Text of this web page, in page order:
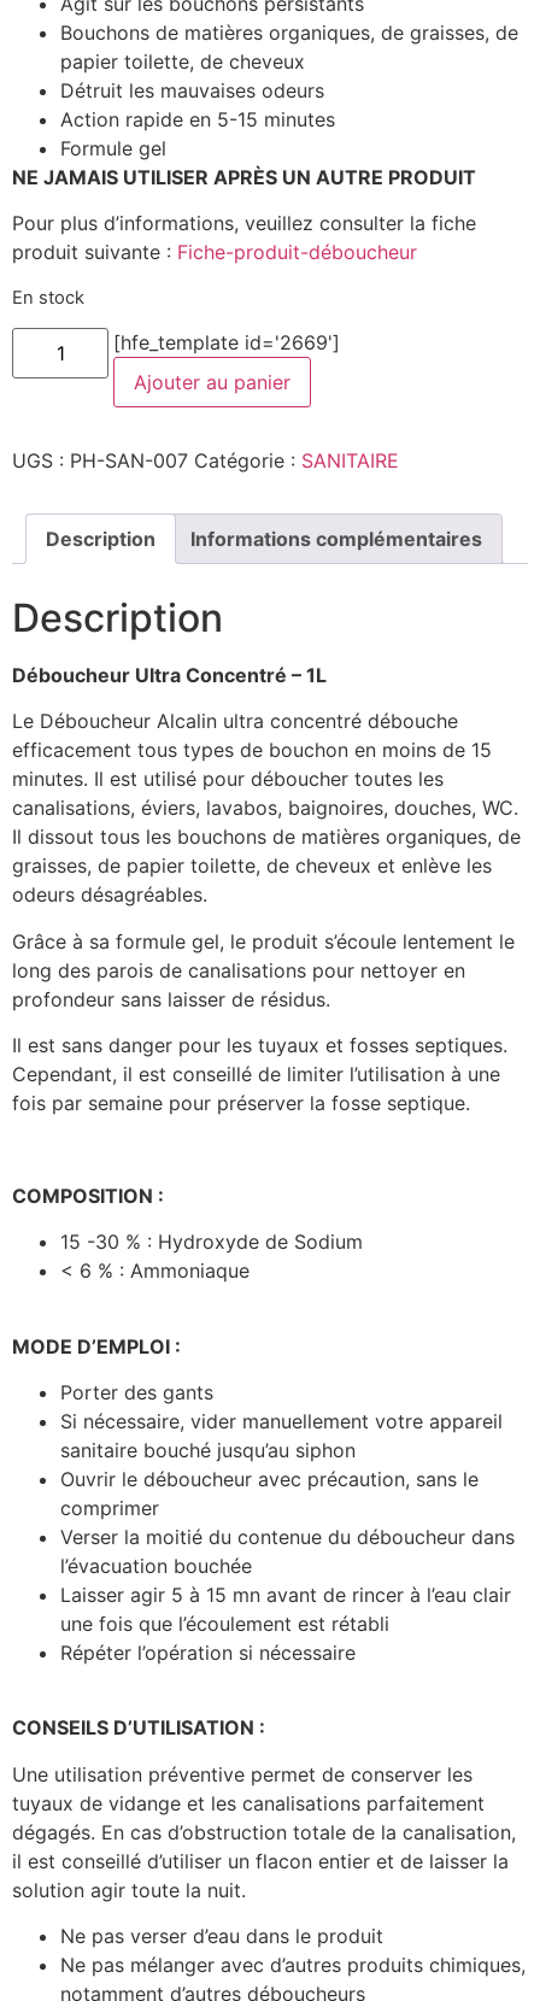
Bouchons de matières organiques, de graisses, de
papier toilette, de cheveux
Détruit les mauvaises odeurs
Action rapide en 5-15 minutes
Formule gel
NE JAMAIS UTILISER APRÈS UN AUTRE PRODUIT
Pour plus d’informations, veuillez consulter la fiche
produit suivante : Fiche-produit-déboucheur
En stock
[hfe_template id='2669']
quantité
Déboucheur
1L
Ajouter au panier
UGS : PH-SAN-007 Catégorie : SANITAIRE
Description Informations complémentaires
Description
Déboucheur Ultra Concentré – 1L
Le Déboucheur Alcalin ultra concentré débouche
efficacement tous types de bouchon en moins de 15
minutes. Il est utilisé pour déboucher toutes les
canalisations, éviers, lavabos, baignoires, douches, WC.
Il dissout tous les bouchons de matières organiques, de
graisses, de papier toilette, de cheveux et enlève les
odeurs désagréables.
Grâce à sa formule gel, le produit s’écoule lentement le
long des parois de canalisations pour nettoyer en
profondeur sans laisser de résidus.
Il est sans danger pour les tuyaux et fosses septiques.
Cependant, il est conseillé de limiter l’utilisation à une
fois par semaine pour préserver la fosse septique.
COMPOSITION :
15 -30 % : Hydroxyde de Sodium
< 6 % : Ammoniaque
MODE D’EMPLOI :
Porter des gants
Si nécessaire, vider manuellement votre appareil
sanitaire bouché jusqu’au siphon
Ouvrir le déboucheur avec précaution, sans le
comprimer
Verser la moitié du contenue du déboucheur dans
l’évacuation bouchée
Laisser agir 5 à 15 mn avant de rincer à l’eau clair
une fois que l’écoulement est rétabli
Répéter l’opération si nécessaire
CONSEILS D’UTILISATION :
Une utilisation préventive permet de conserver les
tuyaux de vidange et les canalisations parfaitement
dégagés. En cas d’obstruction totale de la canalisation,
il est conseillé d’utiliser un flacon entier et de laisser la
solution agir toute la nuit.
Ne pas verser d’eau dans le produit
Ne pas mélanger avec d’autres produits chimiques,
notamment d’autres déboucheurs